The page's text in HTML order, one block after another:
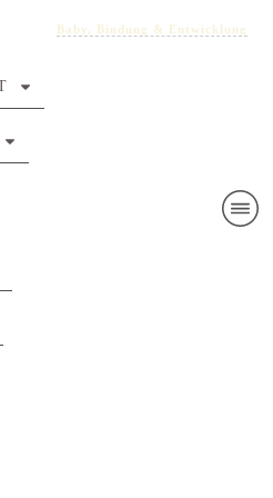
Baby, Bindung & Entwicklung